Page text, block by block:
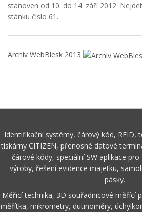
stanoven od 10. do 14. září 2012.
stánku číslo 61.
Archiv WebBlesk 2013
Identifikační systémy, čárový kód,
tiskárny CITIZEN, přenosné datové
čárové kódy, speciální SW aplikace
výroby, řešení evidence majetku,
pásky.
Měřicí technika, 3D souřadnicové měřící
měřítka, mikrometry, dutinoměry,